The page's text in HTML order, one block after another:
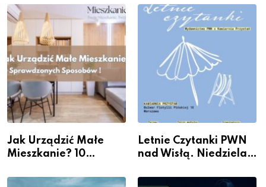
Galerii XX1
Jak Urządzić Małe
Mieszkanie? 10
Przestrzeni Bez
Letnie Czytanki PWN
nad Wisłą. Niedziela z
dla siebie